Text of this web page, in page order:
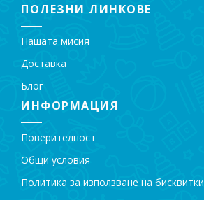
ПОЛЕЗНИ ЛИНКОВЕ
Нашата мисия
Доставка
Блог
ИНФОРМАЦИЯ
Поверителност
Общи условия
Политика за използване на бисквитки